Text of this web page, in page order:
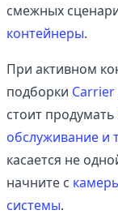
смежных
контейнеры.
При активном
подборки Carrier
стоит продумать
обслуживание и
касается не
начните с
системы.